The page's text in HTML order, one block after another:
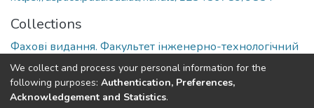
Collections
Фахові видання. Факультет інженерно-технологічний
Full item page
We collect and process your personal information for the
following purposes: Authentication, Preferences,
Acknowledgement and Statistics.